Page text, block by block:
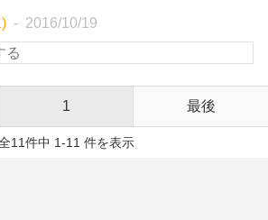
2016/10/19
1 最後
11件中 1-11 件を表示